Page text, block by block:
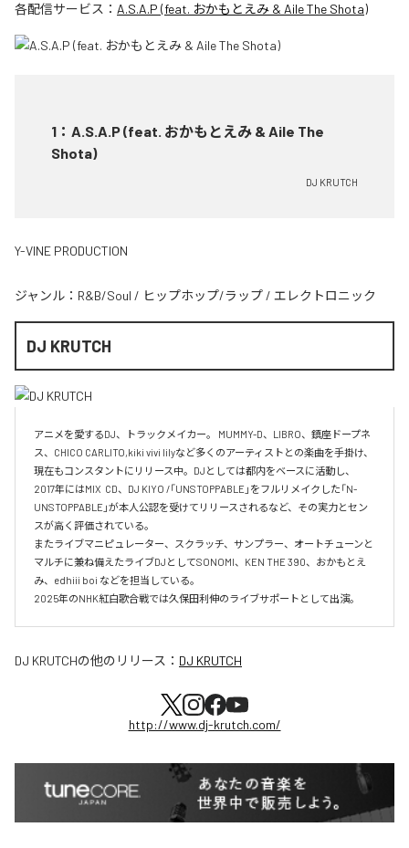
各配信サービス： A.S.A.P (feat. おかもとえみ & Aile The Shota)
1 ： A.S.A.P (feat. おかもとえみ & Aile The
Shota)
DJ KRUTCH
Y-VINE PRODUCTION
ジャンル： R&B/Soul / ヒップホップ/ラップ / エレクトロニック
DJ KRUTCH
アニメを愛するDJ、トラックメイカー。 MUMMY-D、LIBRO、鎮座ドープネ
ス、CHICO CARLITO,kiki vivi lilyなど多くのアーティストとの楽曲を手掛け、
現在もコンスタントにリリース中。DJとしては都内をベースに活動し、
2017年にはMIX  CD、DJ KIYO /「UNSTOPPABLE」をフルリメイクした「N-
UNSTOPPABLE」が本人公認を受けてリリースされるなど、その実力とセン
スが高く評価されている。
またライブマニピュレーター、スクラッチ、サンプラー、オートチューンと
マルチに兼ね備えたライブDJとしてSONOMI、KEN THE 390、おかもとえ
み、edhiii boi などを担当している。
DJ KRUTCHの他のリリース： DJ KRUTCH
http://www.dj-krutch.com/